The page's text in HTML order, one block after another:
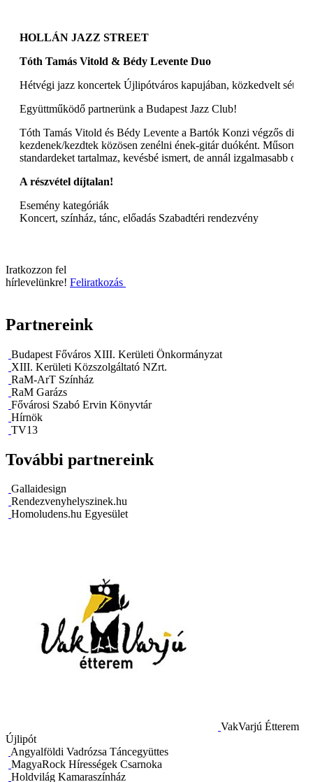
HOLLÁN JAZZ STREET
Tóth Tamás Vitold & Bédy Levente Duo
Hétvégi jazz koncertek Újlipótváros kapujában, közkedvelt
Együttműködő partnerünk a Budapest Jazz Club!
Tóth Tamás Vitold és Bédy Levente a Bartók Konzi végzős
kezdenek/kezdtek közösen zenélni ének-gitár duóként. Műsoruk
standardeket tartalmaz, kevésbé ismert, de annál izgalmasabb
A részvétel díjtalan!
Esemény kategóriák
Koncert, színház, tánc, előadás Szabadtéri rendezvény
Iratkozzon fel
hírlevelünkre! Feliratkozás
Partnereink
Budapest Főváros XIII. Kerületi Önkormányzat
XIII. Kerületi Közszolgáltató NZrt.
RaM-ArT Színház
RaM Garázs
Fővárosi Szabó Ervin Könyvtár
Hírnök
TV13
További partnereink
Gallaidesign
Rendezvenyhelyszinek.hu
Homoludens.hu Egyesület
VakVarjú Étterem
Újlipót
Angyalföldi Vadrózsa Táncegyüttes
MagyaRock Hírességek Csarnoka
Holdvilág Kamaraszínház